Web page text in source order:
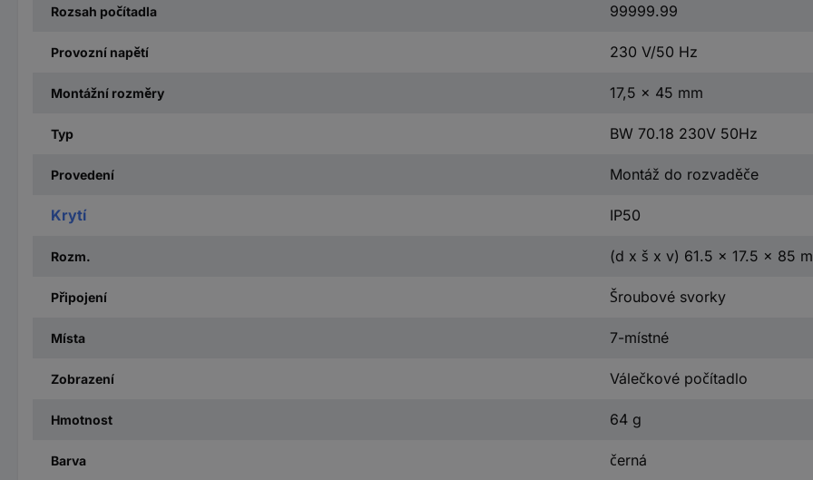
Rozsah počítadla 99999.99
Provozní napětí 230 V/50 Hz
Montážní rozměry 17,5 x 45 mm
Typ BW 70.18 230V 50Hz
Provedení Montáž do rozvaděče
Krytí IP50
Rozm. (d x š x v) 61.5 x 17.5 x 85
Připojení Šroubové svorky
Místa 7-místné
Zobrazení Válečkové počítadlo
Hmotnost 64 g
Barva černá